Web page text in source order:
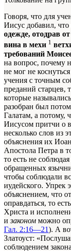
Говоря, что для
Иисус добавил, что
одежде, отодрав
вина в мехи 1
требований
на вопрос, почему
не мог не
учения с точным
преданий старцев,
которые
разобран был
Галатам, а потому,
Иисусом притчи о
несколько слов из
объяснения их
Апостола Петра в
то есть не
обращенных
чтобы соблюдали
иудейского. Упрек
объяснением, что
оправдаться, то
Христа и
изаконом можно
Гал. 2:16—21). А
Златоуст:
соблюдением